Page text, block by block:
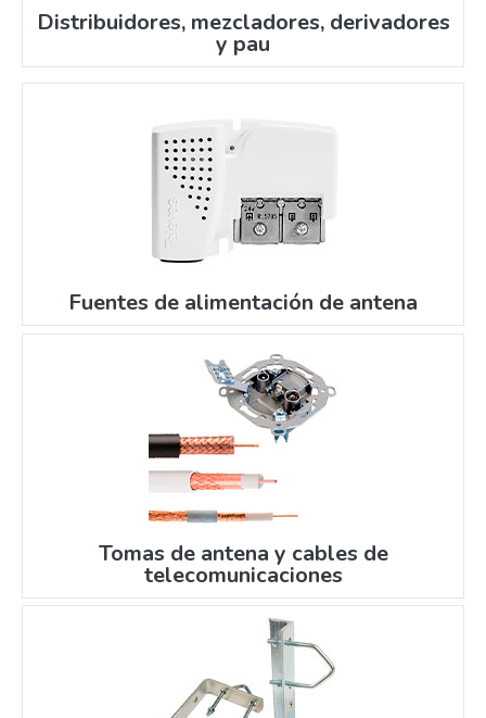
Distribuidores, mezcladores, derivadores
y pau
Fuentes de alimentación de antena
Tomas de antena y cables de
telecomunicaciones